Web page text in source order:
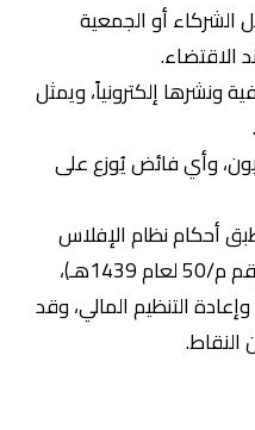
أو الجمعية
الاقتضاء.
ونشرها إلكترونياً، ويمثل
وأي فائض يُوزع على
أحكام نظام الإفلاس
(الصادر بالمرسوم الملكي رقم م/50 لعام 1439هـ)،
التنظيم المالي، وقد
النقاط.